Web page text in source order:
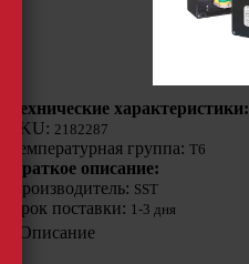
Технические характеристики:
SKU: 2182287
Температурная группа: Т6
Краткое описание:
Производитель: SST
Срок поставки: 1-3 дня
Описание